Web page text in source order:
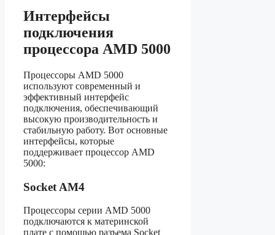
Интерфейсы
подключения
процессора AMD 5000
Процессоры AMD 5000
используют современный и
эффективный интерфейс
подключения, обеспечивающий
высокую производительность и
стабильную работу. Вот основные
интерфейсы, которые
поддерживает процессор AMD
5000:
Socket AM4
Процессоры серии AMD 5000
подключаются к материнской
плате с помощью разъема Socket